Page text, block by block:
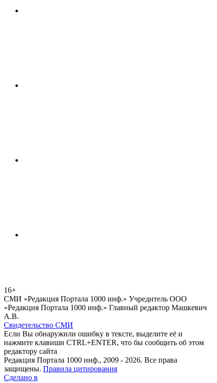
16+
СМИ «Редакция Портала 1000 инф.» Учредитель ООО
«Редакция Портала 1000 инф.» Главный редактор Машкевич
А.В.
Свидетельство СМИ
Если Вы обнаружили ошибку в тексте, выделите её и
нажмите клавиши CTRL+ENTER, что бы сообщить об этом
редактору сайта
Редакция Портала 1000 инф., 2009 - 2026. Все права
защищены. Правила цитирования
Сделано в